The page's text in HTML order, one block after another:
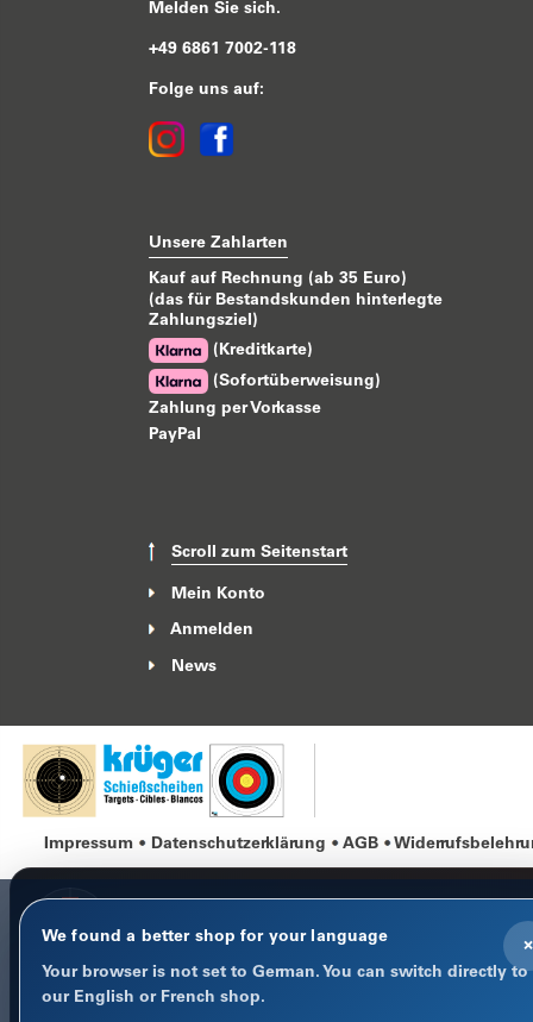
Melden Sie sich.
+49 6861 7002-118
Folge uns auf:
Unsere Zahlarten
Kauf auf Rechnung (ab 35 Euro)
(das für Bestandskunden hinterlegte
Zahlungsziel)
(Kreditkarte)
(Sofortüberweisung)
Zahlung per Vorkasse
PayPal
Scroll zum Seitenstart
Mein Konto
Anmelden
News
Impressum Datenschutzerklärung AGB
×
We found a better shop for your language
Your browser is not set to German. You can switch directly to
our English or French shop.
COOKIE-HINWEIS
Datenschutz im Fokus